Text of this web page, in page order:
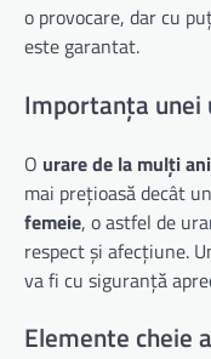
o provocare, dar cu
este garantat.
Importanța unei
O urare de la mulți ani
mai prețioasă decât
femeie, o astfel de
respect și afecțiune.
va fi cu siguranță
Elemente cheie